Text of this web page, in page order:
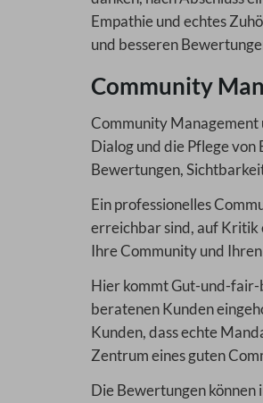
Empathie und echtes
und besseren
Community
Community Management
Dialog und die Pflege von
Bewertungen,
Ein professionelles
erreichbar sind, auf Kritik
Ihre Community und
Hier kommt Gut-und-fair-
beratenen Kunden
Kunden, dass echte
Zentrum eines guten
Die Bewertungen können